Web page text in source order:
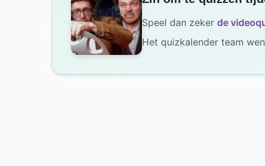
Speel dan zeker de
Het quizkalender team